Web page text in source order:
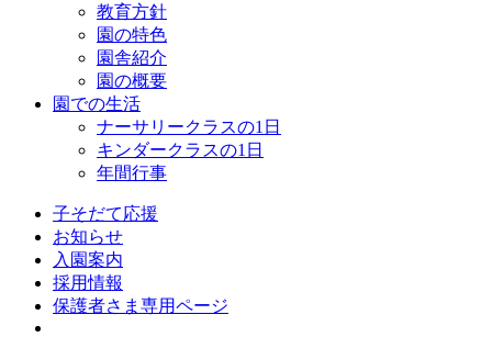
教育方針
園の特色
園舎紹介
園の概要
園での生活
ナーサリークラスの1日
キンダークラスの1日
年間行事
子そだて応援
お知らせ
入園案内
採用情報
保護者さま専用ページ